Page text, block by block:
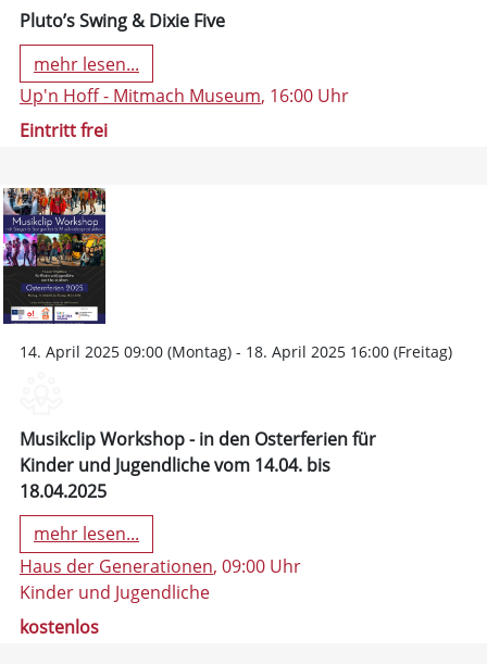
Pluto’s Swing & Dixie Five
mehr lesen...
Up'n Hoff - Mitmach Museum, 16:00 Uhr
Eintritt frei
14. April 2025 09:00 (Montag) - 18. April 2025 16:00 (Freitag)
Musikclip Workshop - in den Osterferien für
Kinder und Jugendliche vom 14.04. bis
18.04.2025
mehr lesen...
Haus der Generationen, 09:00 Uhr
Kinder und Jugendliche
kostenlos